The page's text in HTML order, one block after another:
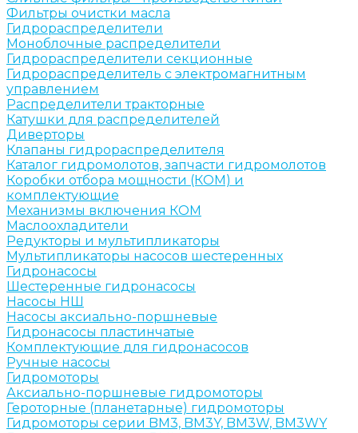
Фильтры очистки масла
Гидрораспределители
Моноблочные распределители
Гидрораспределители секционные
Гидрораспределитель с электромагнитным
управлением
Распределители тракторные
Катушки для распределителей
Диверторы
Клапаны гидрораспределителя
Каталог гидромолотов, запчасти гидромолотов
Коробки отбора мощности (КОМ) и
комплектующие
Механизмы включения КОМ
Маслоохладители
Редукторы и мультипликаторы
Мультипликаторы насосов шестеренных
Гидронасосы
Шестеренные гидронасосы
Насосы НШ
Насосы аксиально-поршневые
Гидронасосы пластинчатые
Комплектующие для гидронасосов
Ручные насосы
Гидромоторы
Аксиально-поршневые гидромоторы
Героторные (планетарные) гидромоторы
Гидромоторы серии BM3, BM3Y, BM3W, BM3WY